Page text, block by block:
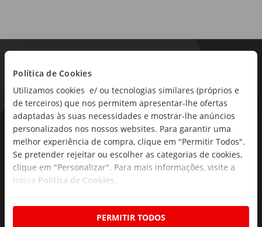
Política de Cookies
Utilizamos cookies e/ ou tecnologias similares (próprios e
de terceiros) que nos permitem apresentar-lhe ofertas
adaptadas às suas necessidades e mostrar-lhe anúncios
personalizados nos nossos websites. Para garantir uma
melhor experiência de compra, clique em "Permitir Todos".
Se pretender rejeitar ou escolher as categorias de cookies,
clique em "Personalizar". Para mais informações, visite a
nossa Política de Cookies.
PERMITIR TODOS
As novidades mais frescas no
seu e-mail!
Subscreva e descubra campanhas exclusivas,
ofertas e novidades para si.
Insira o seu e-